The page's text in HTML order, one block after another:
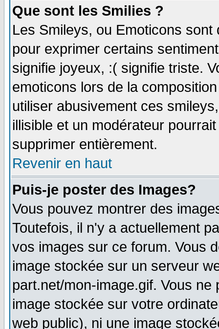
Que sont les Smilies ?
Les Smileys, ou Emoticons
pour exprimer certains
signifie joyeux, :( signifie triste.
emoticons lors de la
utiliser abusivement ces
illisible et un modérateur
supprimer entièrement.
Revenir en haut
Puis-je poster des Images?
Vous pouvez montrer des
Toutefois, il n'y a actuellement
vos images sur ce forum. Vous
image stockée sur un serveur
part.net/mon-image.gif. Vous
image stockée sur votre
web public), ni une image